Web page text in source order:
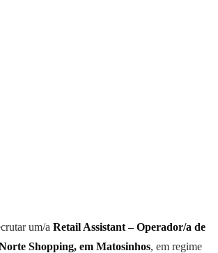
um/a Retail Assistant – Operador/a de
Shopping, em Matosinhos, em regime